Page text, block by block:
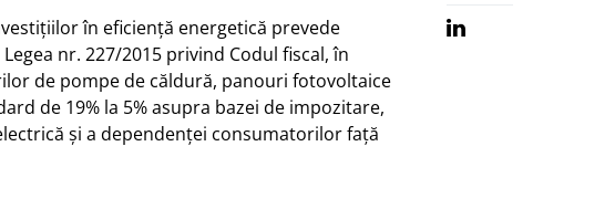
în eficienţă energetică prevede
nr. 227/2015 privind Codul fiscal, în
de pompe de căldură, panouri fotovoltaice
de 19% la 5% asupra bazei de impozitare,
şi a dependenţei consumatorilor faţă